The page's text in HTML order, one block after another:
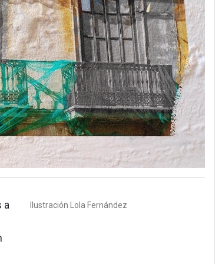
Ilustración Lola Fernández
a